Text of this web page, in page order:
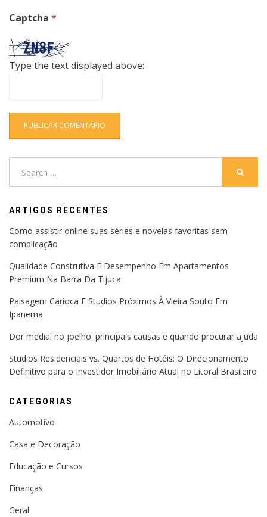
Captcha *
Type the text displayed above:
ARTIGOS RECENTES
Como assistir online suas séries e novelas favoritas sem
complicação
Qualidade Construtiva E Desempenho Em Apartamentos
Premium Na Barra Da Tijuca
Paisagem Carioca E Studios Próximos À Vieira Souto Em
Ipanema
Dor medial no joelho: principais causas e quando procurar ajuda
Studios Residenciais vs. Quartos de Hotéis: O Direcionamento
Definitivo para o Investidor Imobiliário Atual no Litoral Brasileiro
CATEGORIAS
Automotivo
Casa e Decoração
Educação e Cursos
Finanças
Geral